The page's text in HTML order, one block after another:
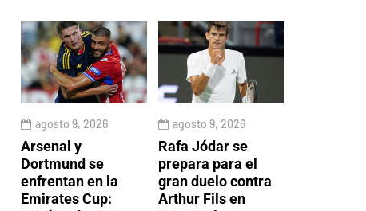
agosto 9, 2026
Arsenal y
Dortmund se
enfrentan en la
Emirates Cup:
agosto 9, 2026
Rafa Jódar se
prepara para el
gran duelo contra
Arthur Fils en